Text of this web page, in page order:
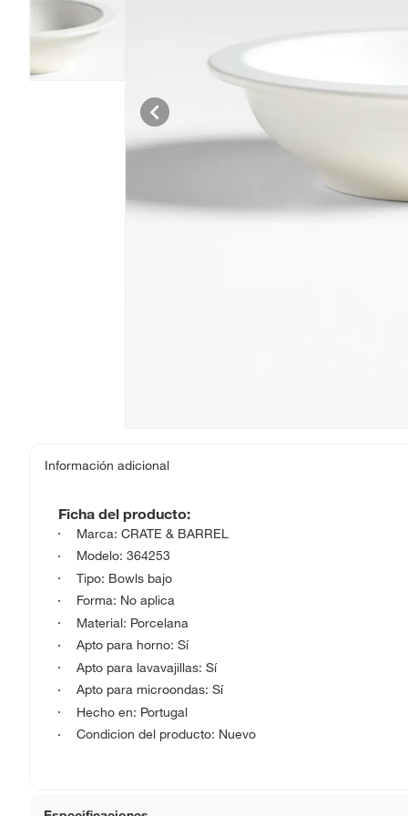
Información adicional
Ficha del producto:
Marca: CRATE & BARREL
Modelo: 364253
Tipo: Bowls bajo
Forma: No aplica
Material: Porcelana
Apto para horno: Sí
Apto para lavavajillas: Sí
Apto para microondas: Sí
Hecho en: Portugal
Condicion del producto: Nuevo